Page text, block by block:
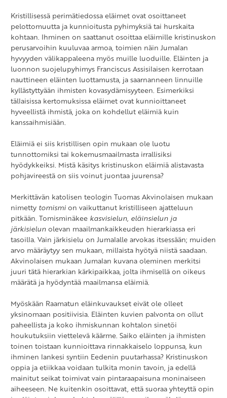
Kristillisessä perimätiedossa eläimet ovat osoittaneet
pelottomuutta ja kunnioitusta pyhimyksiä tai hurskaita
kohtaan. Ihminen on saattanut osoittaa eläimille kristinuskon
perusarvoihin kuuluvaa armoa, toimien näin Jumalan
hyvyyden välikappaleena myös muille luoduille. Eläinten ja
luonnon suojelupyhimys Franciscus Assisilaisen kerrotaan
nauttineen eläinten luottamusta, ja saarnanneen linnuille
kyllästyttyään ihmisten kovasydämisyyteen. Esimerkiksi
tällaisissa kertomuksissa eläimet ovat kunnioittaneet
hyveellistä ihmistä, joka on kohdellut eläimiä kuin
kanssaihmisiään.
Eläimiä ei siis kristillisen opin mukaan ole luotu
tunnottomiksi tai kokemusmaailmasta irrallisiksi
hyödykkeiksi. Mistä käsitys kristinuskon eläimiä alistavasta
pohjavireestä on siis voinut juontaa juurensa?
Merkittävän katolisen teologin Tuomas Akvinolaisen mukaan
nimetty tomismion vaikuttanut kristilliseen ajatteluun
pitkään. Tomisminäkee kasvisielun, eläinsielun ja
järkisielunolevan maailmankaikkeuden hierarkiassa eri
tasoilla. Vain järkisielu on Jumalalle arvokas itsessään; muiden
arvo määräytyy sen mukaan, millaista hyötyä niistä saadaan.
Akvinolaisen mukaan Jumalan kuvana oleminen merkitsi
juuri tätä hierarkian kärkipaikkaa, jolta ihmisellä on oikeus
määrätä ja hyödyntää maailmansa eläimiä.
Myöskään Raamatun eläinkuvaukset eivät ole olleet
yksinomaan positiivisia. Eläinten kuvien palvonta on ollut
paheellista ja koko ihmiskunnan kohtalon sinetöi
houkutuksiin viettelevä käärme. Saiko eläinten ja ihmisten
toinen toistaan kunnioittava rinnakkaiselo loppunsa, kun
ihminen lankesi syntiin Eedenin puutarhassa? Kristinuskon
oppia ja etiikkaa voidaan tulkita monin tavoin, ja edellä
mainitut seikat toimivat vain pintaraapaisuna moninaiseen
aiheeseen. Ne kuitenkin osoittavat, että suoraa yhteyttä opin